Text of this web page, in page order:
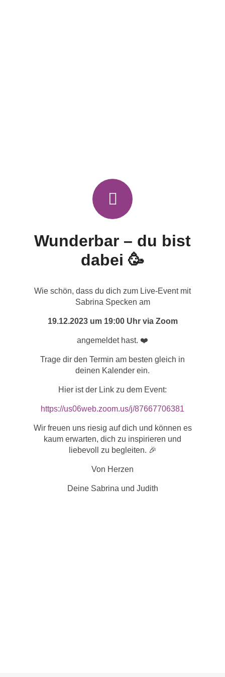
Wunderbar – du bist
dabei 🥳
Wie schön, dass du dich zum Live-Event mit
Sabrina Specken am
19.12.2023 um 19:00 Uhr via Zoom
angemeldet hast. ❤️
Trage dir den Termin am besten gleich in
deinen Kalender ein.
Hier ist der Link zu dem Event:
https://us06web.zoom.us/j/87667706381
Wir freuen uns riesig auf dich und können es
kaum erwarten, dich zu inspirieren und
liebevoll zu begleiten. 🎉
Von Herzen
Deine Sabrina und Judith